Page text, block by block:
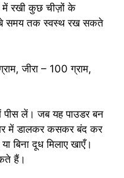
रखी कुछ चीज़ों के
समय तक स्वस्थ रख सकते
जीरा – 100 ग्राम,
पीस लें। जब यह पाउडर बन
में डालकर कसकर बंद कर
दूध मिलाए खाएँ।
हैं।